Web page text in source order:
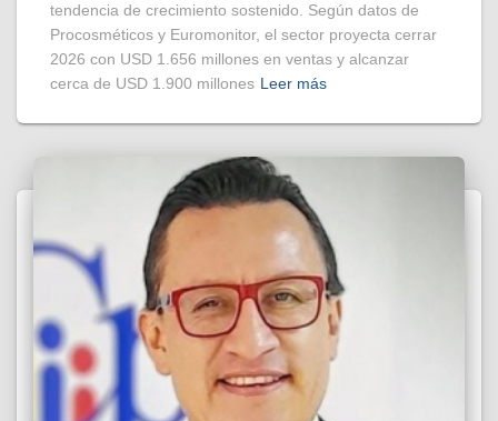
tendencia de crecimiento sostenido. Según datos de
Procosméticos y Euromonitor, el sector proyecta cerrar
2026 con USD 1.656 millones en ventas y alcanzar
cerca de USD 1.900 millones Leer más